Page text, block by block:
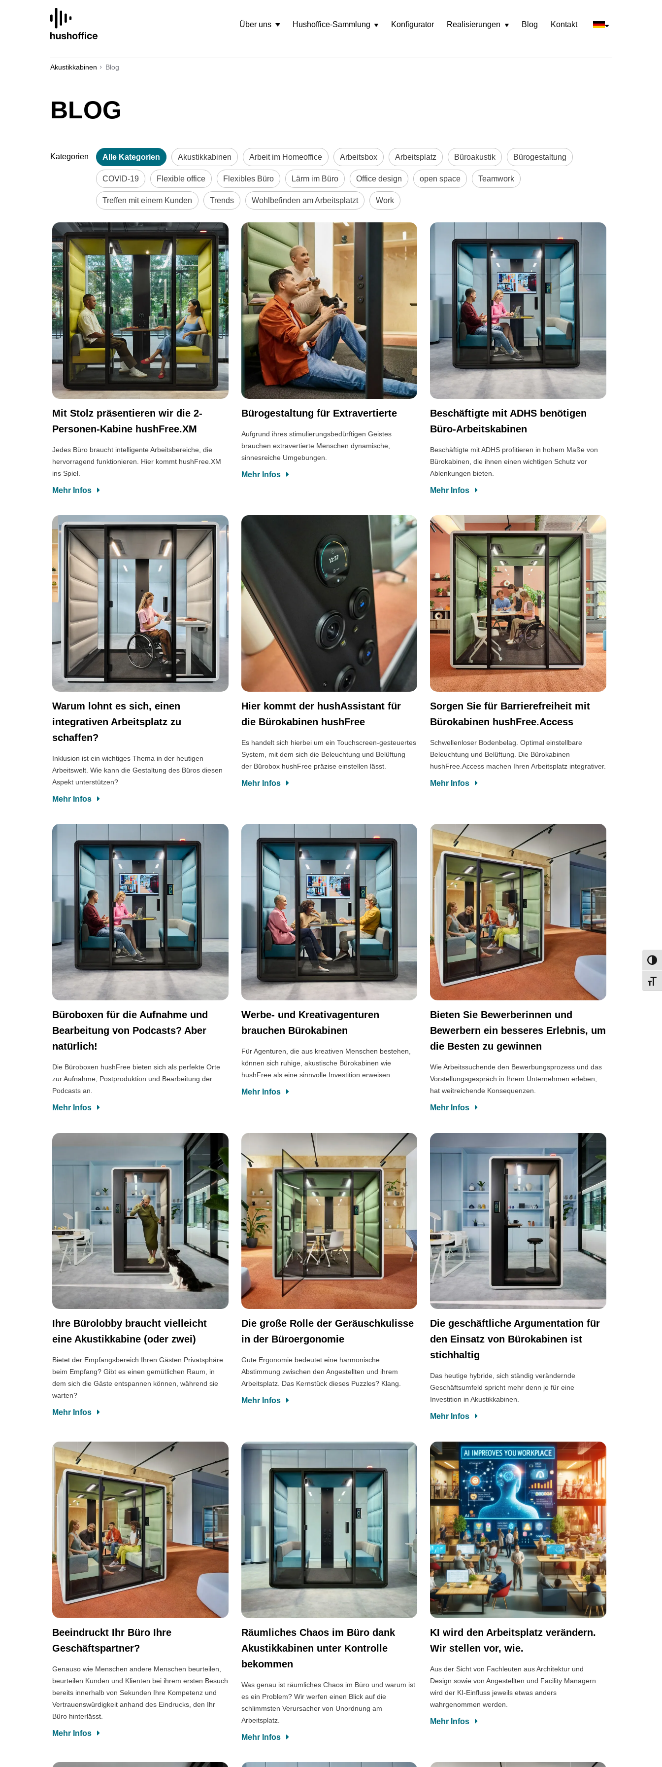
Über uns Hushoffice-SammlungRozwiń
Konfigurator Realisierungen Rozwiń
Blog Kontakt
Akustikkabinen Blog
BLOG
Kategorien Alle Kategorien Akustikkabinen Arbeit im Homeoffice Arbeitsbox Arbeitsplatz Büroakustik Bürogestaltung
COVID-19 Flexible office Flexibles Büro Lärm im Büro Office design open space Teamwork
Treffen mit einem Kunden Trends Wohlbefinden am Arbeitsplatzt Work
Mit Stolz präsentieren wir die 2-
Personen-Kabine hushFree.XM
Jedes Büro braucht intelligente Arbeitsbereiche, die
hervorragend funktionieren. Hier kommt hushFree.XM
ins Spiel.
Mehr Infos
Bürogestaltung für Extravertierte
Aufgrund ihres stimulierungsbedürftigen Geistes
brauchen extravertierte Menschen dynamische,
sinnesreiche Umgebungen.
Mehr Infos
Beschäftigte mit ADHS benötigen
Büro-Arbeitskabinen
Beschäftigte mit ADHS profitieren in hohem Maße von
Bürokabinen, die ihnen einen wichtigen Schutz vor
Ablenkungen bieten.
Mehr Infos
Warum lohnt es sich, einen
integrativen Arbeitsplatz zu
schaffen?
Inklusion ist ein wichtiges Thema in der heutigen
Arbeitswelt. Wie kann die Gestaltung des Büros diesen
Aspekt unterstützen?
Mehr Infos
Hier kommt der hushAssistant für
die Bürokabinen hushFree
Es handelt sich hierbei um ein Touchscreen-gesteuertes
System, mit dem sich die Beleuchtung und Belüftung
der Bürobox hushFree präzise einstellen lässt.
Mehr Infos
Sorgen Sie für Barrierefreiheit mit
Bürokabinen hushFree.Access
Schwellenloser Bodenbelag. Optimal einstellbare
Beleuchtung und Belüftung. Die Bürokabinen
hushFree.Access machen Ihren Arbeitsplatz integrativer.
Mehr Infos
Büroboxen für die Aufnahme und
Bearbeitung von Podcasts? Aber
natürlich!
Die Büroboxen hushFree bieten sich als perfekte Orte
zur Aufnahme, Postproduktion und Bearbeitung der
Podcasts an.
Mehr Infos
Werbe- und Kreativagenturen
brauchen Bürokabinen
Für Agenturen, die aus kreativen Menschen bestehen,
können sich ruhige, akustische Bürokabinen wie
hushFree als eine sinnvolle Investition erweisen.
Mehr Infos
Bieten Sie Bewerberinnen und
Bewerbern ein besseres Erlebnis, um
die Besten zu gewinnen
Wie Arbeitssuchende den Bewerbungsprozess und das
Vorstellungsgespräch in Ihrem Unternehmen erleben,
hat weitreichende Konsequenzen.
Mehr Infos
Ihre Bürolobby braucht vielleicht
eine Akustikkabine (oder zwei)
Bietet der Empfangsbereich Ihren Gästen Privatsphäre
beim Empfang? Gibt es einen gemütlichen Raum, in
dem sich die Gäste entspannen können, während sie
warten?
Mehr Infos
Die große Rolle der Geräuschkulisse
in der Büroergonomie
Gute Ergonomie bedeutet eine harmonische
Abstimmung zwischen den Angestellten und ihrem
Arbeitsplatz. Das Kernstück dieses Puzzles? Klang.
Mehr Infos
Die geschäftliche Argumentation für
den Einsatz von Bürokabinen ist
stichhaltig
Das heutige hybride, sich ständig verändernde
Geschäftsumfeld spricht mehr denn je für eine
Investition in Akustikkabinen.
Mehr Infos
Beeindruckt Ihr Büro Ihre
Geschäftspartner?
Genauso wie Menschen andere Menschen beurteilen,
beurteilen Kunden und Klienten bei ihrem ersten Besuch
bereits innerhalb von Sekunden Ihre Kompetenz und
Vertrauenswürdigkeit anhand des Eindrucks, den Ihr
Büro hinterlässt.
Mehr Infos
Räumliches Chaos im Büro dank
Akustikkabinen unter Kontrolle
bekommen
Was genau ist räumliches Chaos im Büro und warum ist
es ein Problem? Wir werfen einen Blick auf die
schlimmsten Verursacher von Unordnung am
Arbeitsplatz.
Mehr Infos
KI wird den Arbeitsplatz verändern.
Wir stellen vor, wie.
Aus der Sicht von Fachleuten aus Architektur und
Design sowie von Angestellten und Facility Managern
wird der KI-Einfluss jeweils etwas anders
wahrgenommen werden.
Mehr Infos